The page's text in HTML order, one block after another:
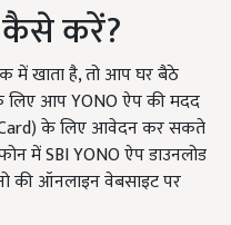
करें?
में खाता है, तो आप घर बैठे
लिए आप YONO ऐप की मदद
Card) के लिए आवेदन कर सकते
में SBI YONO ऐप डाउनलोड
की ऑनलाइन वेबसाइट पर